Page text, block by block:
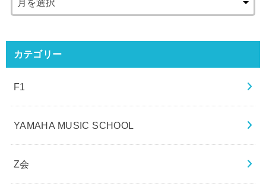
カテゴリー
F1
YAMAHA MUSIC SCHOOL
Z会